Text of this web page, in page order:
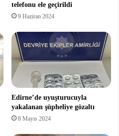
telefonu ele geçirildi
9 Haziran 2024
Edirne’de uyuşturucuyla
yakalanan şüpheliye gözaltı
8 Mayıs 2024